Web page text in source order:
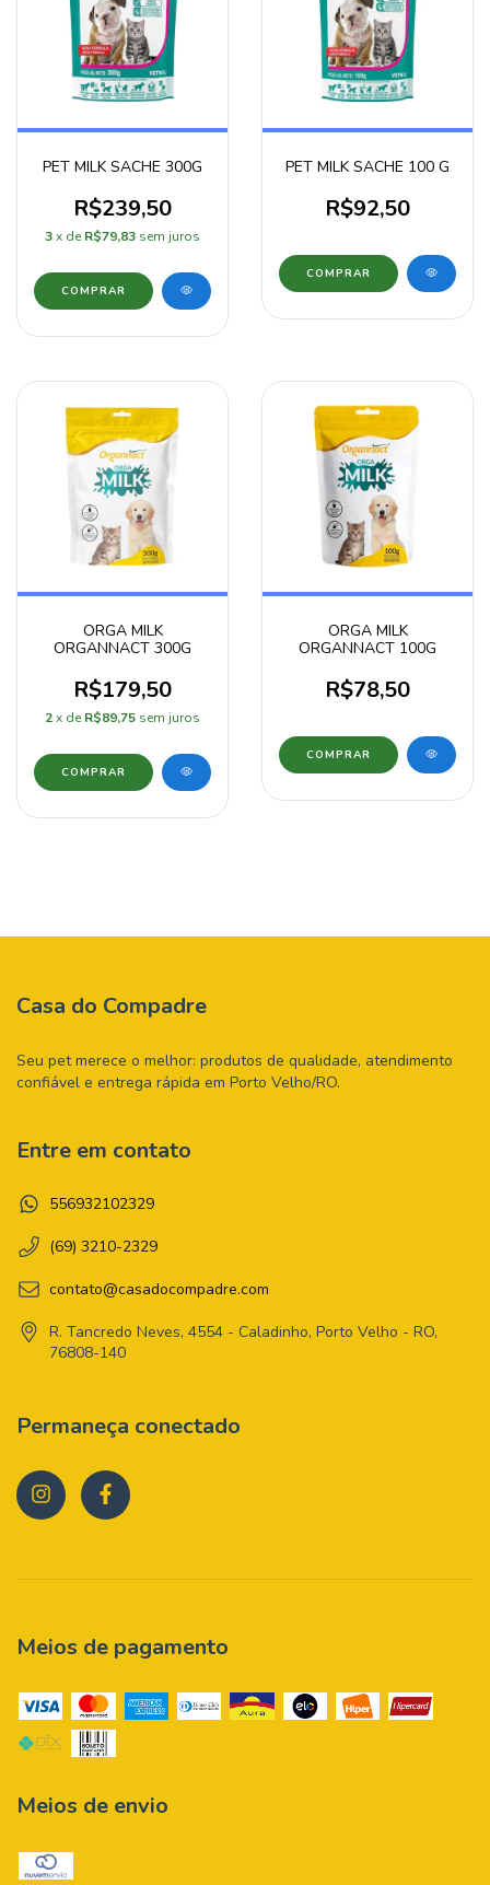
PET MILK SACHE 300G
R$239,50
3x de R$79,83 sem juros
PET MILK SACHE 100 G
R$92,50
ORGA MILK
ORGANNACT 300G
R$179,50
2x de R$89,75 sem juros
ORGA MILK
ORGANNACT 100G
R$78,50
Casa do Compadre
Seu pet merece o melhor: produtos de qualidade, atendimento
confiável e entrega rápida em Porto Velho/RO.
Entre em contato
556932102329
(69) 3210-2329
contato@casadocompadre.com
R. Tancredo Neves, 4554 - Caladinho, Porto Velho - RO,
76808-140
Permaneça conectado
Meios de pagamento
Meios de envio